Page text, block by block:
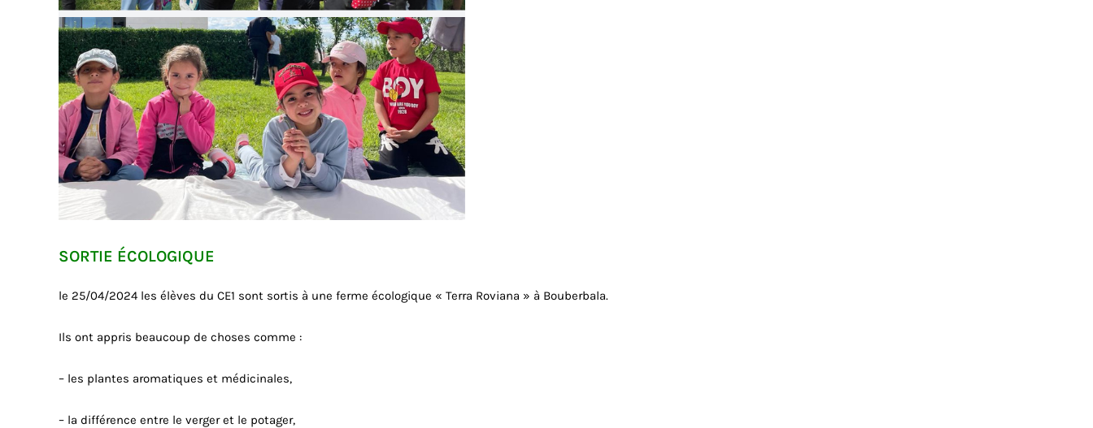
SORTIE ÉCOLOGIQUE
le 25/04/2024 les élèves du CE1 sont sortis à une ferme écologique « Terra Roviana » à Bouberbala.
Ils ont appris beaucoup de choses comme :
– les plantes aromatiques et médicinales,
– ⁠la différence entre le verger et le potager,